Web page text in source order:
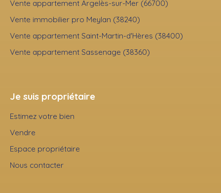
Vente appartement Argelès-sur-Mer (66700)
Vente immobilier pro Meylan (38240)
Vente appartement Saint-Martin-d'Hères (38400)
Vente appartement Sassenage (38360)
Je suis propriétaire
Estimez votre bien
Vendre
Espace propriétaire
Nous contacter